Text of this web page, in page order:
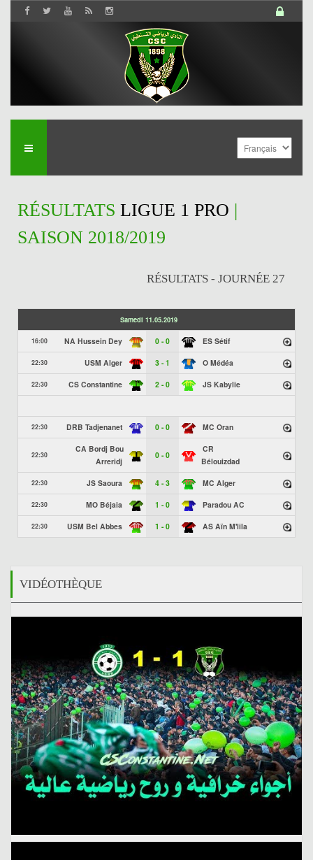
RÉSULTATS LIGUE 1 PRO |
SAISON 2018/2019
RÉSULTATS - JOURNÉE 27
Samedi 11.05.2019
16:00 NA Hussein Dey 0 - 0 ES Sétif
22:30 USM Alger 3 - 1 O Médéa
22:30 CS Constantine 2 - 0 JS Kabylie
22:30 DRB Tadjenanet 0 - 0 MC Oran
22:30
CA Bordj Bou
Arreridj
0 - 0
CR
Bélouizdad
22:30 JS Saoura 4 - 3 MC Alger
22:30 MO Béjaia 1 - 0 Paradou AC
22:30 USM Bel Abbes 1 - 0 AS Aïn M'lila
VIDÉOTHÈQUE